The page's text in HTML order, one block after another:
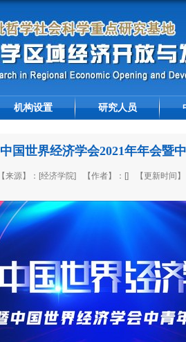
机构设置 研究人员
中国世界经济学会2021年年会暨
【来源】：[经济学院] 【作者】：[] 【更新时间